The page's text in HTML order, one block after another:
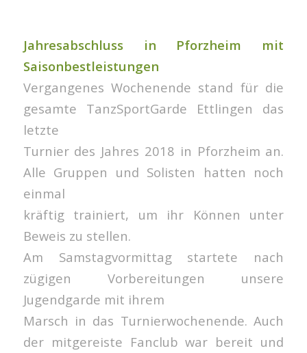
Jahresabschluss in Pforzheim mit
Saisonbestleistungen
Vergangenes Wochenende stand für die
gesamte TanzSportGarde Ettlingen das
letzte
Turnier des Jahres 2018 in Pforzheim an.
Alle Gruppen und Solisten hatten noch
einmal
kräftig trainiert, um ihr Können unter
Beweis zu stellen.
Am Samstagvormittag startete nach
zügigen Vorbereitungen unsere
Jugendgarde mit ihrem
Marsch in das Turnierwochenende. Auch
der mitgereiste Fanclub war bereit und